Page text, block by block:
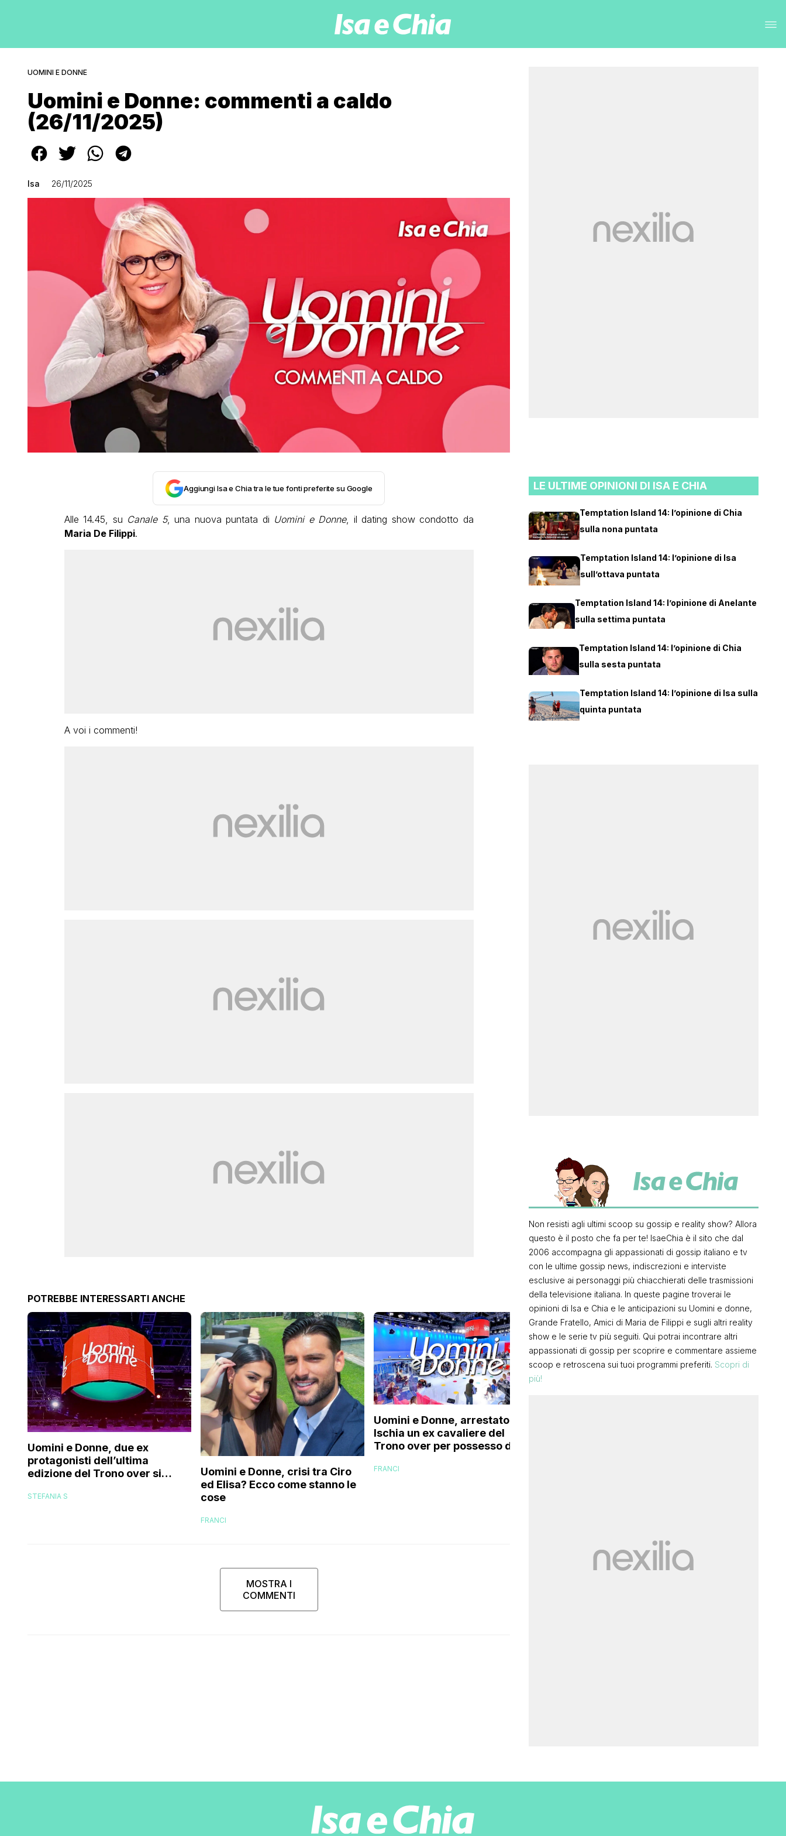
UOMINI E DONNE
Uomini e Donne: commenti a caldo
(26/11/2025)
Isa 26/11/2025
Aggiungi Isa e Chia tra le tue fonti preferite su Google
Alle 14.45, su Canale 5, una nuova puntata di Uomini e Donne, il dating show condotto da
Maria De Filippi.
A voi i commenti!
POTREBBE INTERESSARTI ANCHE
Uomini e Donne, due ex
protagonisti dell’ultima
edizione del Trono over si
programma: ecco chi sono
STEFANIA S
Uomini e Donne, crisi tra Ciro
ed Elisa? Ecco come stanno le
cose
FRANCI
Uomini e Donne, arrestato a
Ischia un ex cavaliere del
Trono over per possesso di
FRANCI
MOSTRA I
COMMENTI
LE ULTIME OPINIONI DI ISA E CHIA
Temptation Island 14: l’opinione di Chia
sulla nona puntata
Temptation Island 14: l’opinione di Isa
sull’ottava puntata
Temptation Island 14: l’opinione di Anelante
sulla settima puntata
Temptation Island 14: l’opinione di Chia
sulla sesta puntata
Temptation Island 14: l’opinione di Isa sulla
quinta puntata
Non resisti agli ultimi scoop su gossip e reality show? Allora
questo è il posto che fa per te! IsaeChia è il sito che dal
2006 accompagna gli appassionati di gossip italiano e tv
con le ultime gossip news, indiscrezioni e interviste
esclusive ai personaggi più chiacchierati delle trasmissioni
della televisione italiana. In queste pagine troverai le
opinioni di Isa e Chia e le anticipazioni su Uomini e donne,
Grande Fratello, Amici di Maria de Filippi e sugli altri reality
show e le serie tv più seguiti. Qui potrai incontrare altri
appassionati di gossip per scoprire e commentare assieme
scoop e retroscena sui tuoi programmi preferiti. Scopri di
più!